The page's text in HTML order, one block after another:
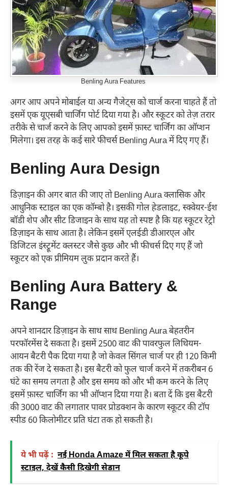
Benling Aura Features
अगर आप अपने मोबाईल या अन्य गैजेट्स को चार्ज करना चाहते हैं तो
इसमें एक यूएसबी चार्जिंग पोर्ट दिया गया है। और स्कूटर को तेज़ तरार
तरीके से चार्ज करने के लिए आपको इसमें फ़ास्ट चार्जिंग का ऑप्शन
मिलेगा। इस तरह के कई सारे फीचर्स Benling Aura में दिए गए हैं।
Benling Aura Design
डिज़ाइन की अगर बात की जाए तो Benling Aura क्लासिक और
आधुनिक स्टाइल का एक कॉम्बो है। इसकी गोल हेडलाइट, स्क्वेयर-ईश
बॉडी शेप और सीट डिजाइन के साथ यह तो स्पष्ट है कि यह स्कूटर रेट्रो
डिज़ाइन के साथ आता है। लेकिन इसमें एलईडी डीआरएल और
डिजिटल इंस्ट्रूमेंट क्लस्टर जैसे कुछ और भी फीचर्स दिए गए हैं जो
स्कूटर को एक प्रीमियम लुक प्रदान करते हैं।
Benling Aura Battery &
Range
अपने शानदार डिज़ाइन के साथ साथ Benling Aura बेहतरीन
परफॉरमेंस दे सकता है। इसमें 2500 वाट की पावरफुल लिथियम-
आयन बैटरी पैक दिया गया है जो केवल सिंगल चार्ज पर ही 120 किमी
तक की रेंज दे सकता है। इस बैटरी को फुल चार्ज करने में तकरीबन 6
घंटे का समय लगता है और इस समय को और भी कम करने के लिए
इसमें फ़ास्ट चार्जिंग का भी ऑप्शन दिया गया है। बता दें कि इस बैटरी
की 3000 वाट की लगातार पावर प्रोडक्शन के कारण स्कूटर की टॉप
स्पीड 60 किलोमीटर प्रति घंटा तक हो सकती है।
ये भी पढ़ें : नई Honda Amaze में मिल सकता है कूपे
स्टाइल, देखें कैसी दिखेगी सेडान